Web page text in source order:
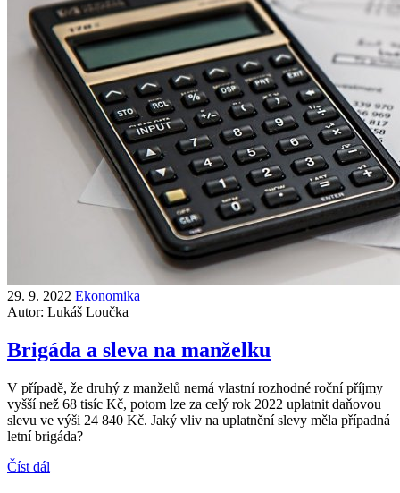
29. 9. 2022 Ekonomika
Autor: Lukáš Loučka
Brigáda a sleva na manželku
V případě, že druhý z manželů nemá vlastní rozhodné roční příjmy
vyšší než 68 tisíc Kč, potom lze za celý rok 2022 uplatnit daňovou
slevu ve výši 24 840 Kč. Jaký vliv na uplatnění slevy měla případná
letní brigáda?
Číst dál